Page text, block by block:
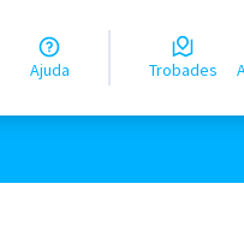
Ajuda Trobades